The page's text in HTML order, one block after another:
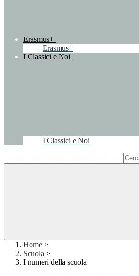
Erasmus+
Erasmus+
I Classici e Noi
I Classici e Noi
Home >
Scuola >
I numeri della scuola